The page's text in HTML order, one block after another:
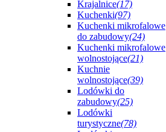
Krajalnice(17)
Kuchenki(97)
Kuchenki mikrofalowe
do zabudowy(24)
Kuchenki mikrofalowe
wolnostojące(21)
Kuchnie
wolnostojące(39)
Lodówki do
zabudowy(25)
Lodówki
turystyczne(78)